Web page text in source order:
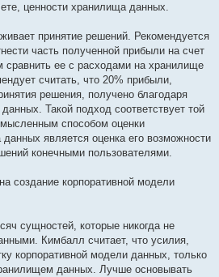
ценности хранилища данных.
принятие решений. Рекомендуется
часть полученной прибыли на счет
ее с расходами на хранилище
считать, что 20% прибыли,
решения, получено благодаря
Такой подход соответствует той
способом оценки
является оценка его возможности
конечными пользователями.
создание корпоративной модели
сущностей, которые никогда не
Кимбалл считает, что усилия,
корпоративной модели данных, только
данных. Лучше основывать